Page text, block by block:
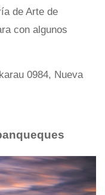
de Arte de
con algunos
0984, Nueva